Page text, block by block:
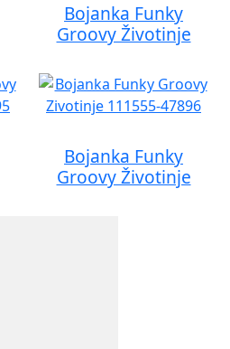
Bojanka Funky
Groovy Životinje
Bojanka Funky
Groovy Životinje